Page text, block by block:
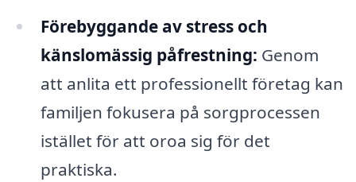
Förebyggande av stress och
känslomässig påfrestning: Genom
att anlita ett professionellt företag kan
familjen fokusera på sorgprocessen
istället för att oroa sig för det
praktiska.